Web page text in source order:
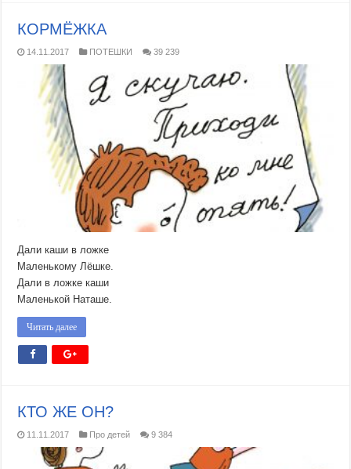
КОРМЁЖКА
14.11.2017 ПОТЕШКИ 39 239
Дали каши в ложке
Маленькому Лёшке.
Дали в ложке каши
Маленькой Наташе.
Читать далее
КТО ЖЕ ОН?
11.11.2017 Про детей 9 384